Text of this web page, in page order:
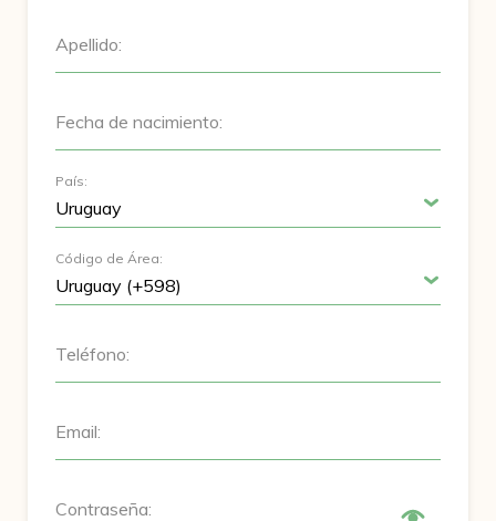
Apellido:
Fecha de nacimiento:
País:
Código de Área:
Teléfono:
Email:
Contraseña: